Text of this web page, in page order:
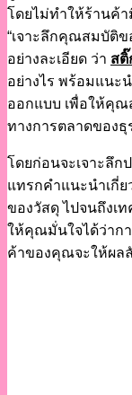
โดยไม่ทำให้ร้านค้
“เจาะลึกคุณสมบัติข
อย่างละเอียด ว่า สติ๊
อย่างไร พร้อมแนะ
ออกแบบ เพื่อให้คุณ
ทางการตลาดของธุ
โดยก่อนจะเจาะลึก
แทรกคำแนะนำเกี่
ของวัสดุ ไปจนถึงเ
ให้คุณมั่นใจได้ว่าก
ค้าของคุณจะให้ผล